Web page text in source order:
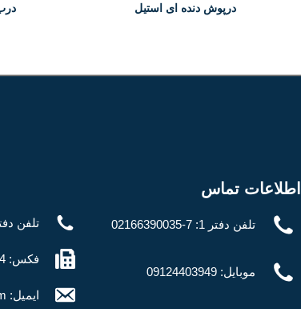
درپوش دنده ای استیل
اطلاعات تماس
تلفن دفتر 1: 7-02166390035
موبایل: 09124403949
تلفن دفتر 2: 9-
فکس: 66390064-021
ایمیل: alborzsteel@gmail.com